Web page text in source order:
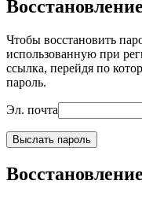
Чтобы восстановить
использованную при
ссылка, перейдя по
пароль.
Эл. почта
Выслать пароль